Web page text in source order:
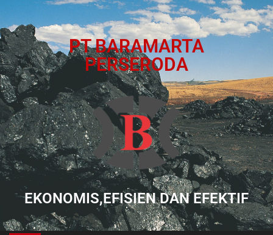
PT BARAMARTA
PERSERODA
EKONOMIS,EFISIEN DAN EFEKTIF